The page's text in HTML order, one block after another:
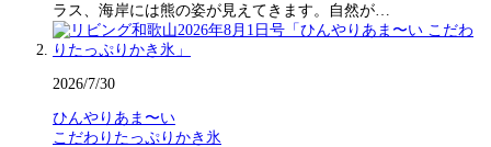
ラス、海岸には熊の姿が見えてきます。自然が…
2026/7/30
ひんやりあま〜い
こだわりたっぷりかき氷